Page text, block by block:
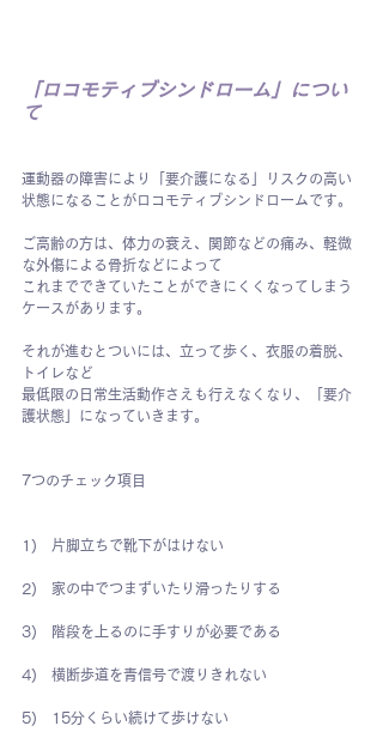
「ロコモティブシンドローム」につい
て
運動器の障害により「要介護になる」リスクの高い
状態になることがロコモティブシンドロームです。
ご高齢の方は、体力の衰え、関節などの痛み、軽微
な外傷による骨折などによって
これまでできていたことができにくくなってしまう
ケースがあります。
それが進むとついには、立って歩く、衣服の着脱、
トイレなど
最低限の日常生活動作さえも行えなくなり、「要介
護状態」になっていきます。
7つのチェック項目
1)　片脚立ちで靴下がはけない
2)　家の中でつまずいたり滑ったりする
3)　階段を上るのに手すりが必要である
4)　横断歩道を青信号で渡りきれない
5)　15分くらい続けて歩けない